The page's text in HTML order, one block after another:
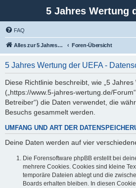
5 Jahres Wertung
FAQ
Alles zur 5 Jahreswertung / Tabelle der UEFA mit vielen Statistiken. Foren-Übersicht
5 Jahres Wertung der UEFA -
Diese Richtlinie beschreibt, wie „5 Jahres
(„https://www.5-jahres-wertung.de/
Betreiber“) die Daten verwendet, die
Besuchs gesammelt werden.
UMFANG UND ART DER
Deine Daten werden auf vier
Die Forensoftware phpBB erstellt bei
mehrere Cookies. Cookies sind kleine
temporäre Dateien ablegt und die
Boards erhalten bleiben. In diesen